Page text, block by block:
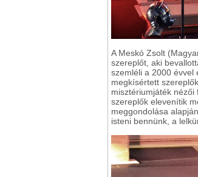
A Meskó Zsolt
szereplőt, aki
szemléli a 2000 évvel
megkísértett
misztériumjáték
szereplők elevenítik
meggondolása
isteni bennünk, a